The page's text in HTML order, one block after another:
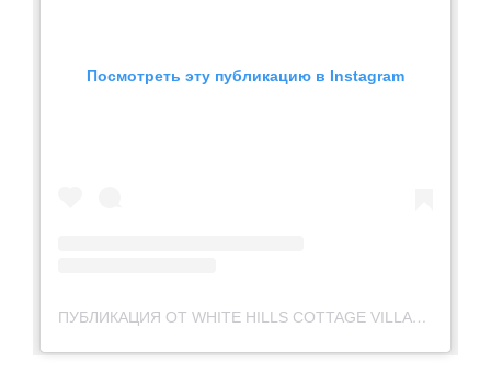
Посмотреть эту публикацию в Instagram
ПУБЛИКАЦИЯ ОТ WHITE HILLS COTTAGE VILLAGE (@KARAKOLWHITEHILLS)